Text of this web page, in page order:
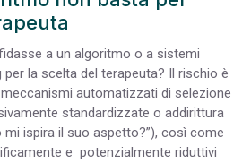
a un algoritmo o a sistemi
la scelta del terapeuta? Il rischio è
automatizzati di selezione
standardizzate o addirittura
mi ispira il suo aspetto?”), così come
e potenzialmente riduttivi